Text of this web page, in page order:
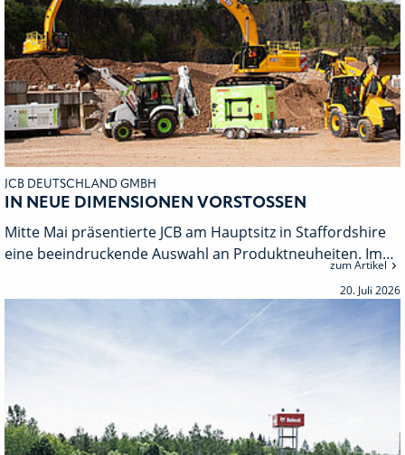
JCB DEUTSCHLAND GMBH
IN NEUE DIMENSIONEN VORSTOSSEN
Mitte Mai präsentierte JCB am Hauptsitz in Staffordshire
eine beeindruckende Auswahl an Produktneuheiten. Im…
zum Artikel
20. Juli 2026